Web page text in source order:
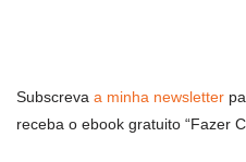
Subscreva a minha newsletter
receba o ebook gratuito “Fazer